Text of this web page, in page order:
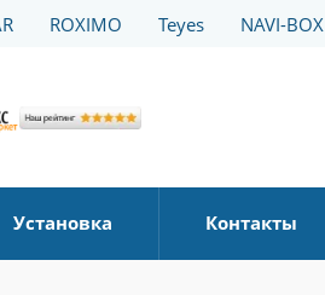
ROXIMO Teyes NAVI-BOX
Установка Контакты